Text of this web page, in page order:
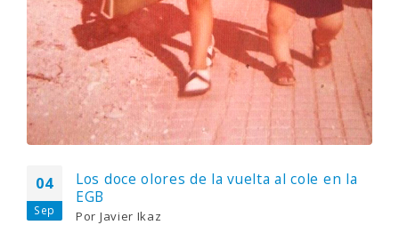
04
Sep
Los doce olores de la vuelta al cole en la
EGB
Por Javier Ikaz